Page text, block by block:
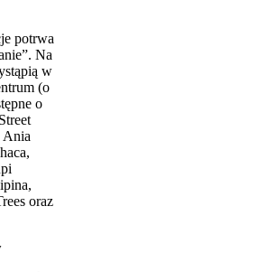
potrwa
Na
w
(o
o
Ania
oraz